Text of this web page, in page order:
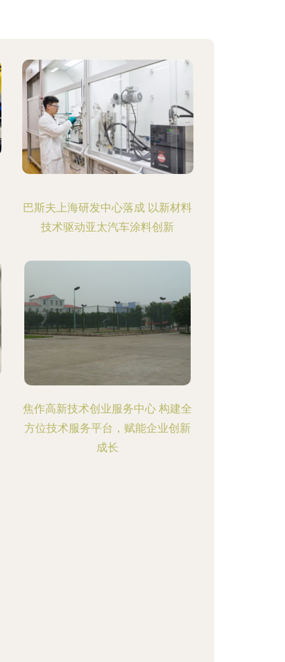
巴斯夫上海研发中心落成 以新材料
技术驱动亚太汽车涂料创新
焦作高新技术创业服务中心 构建全
方位技术服务平台，赋能企业创新
成长